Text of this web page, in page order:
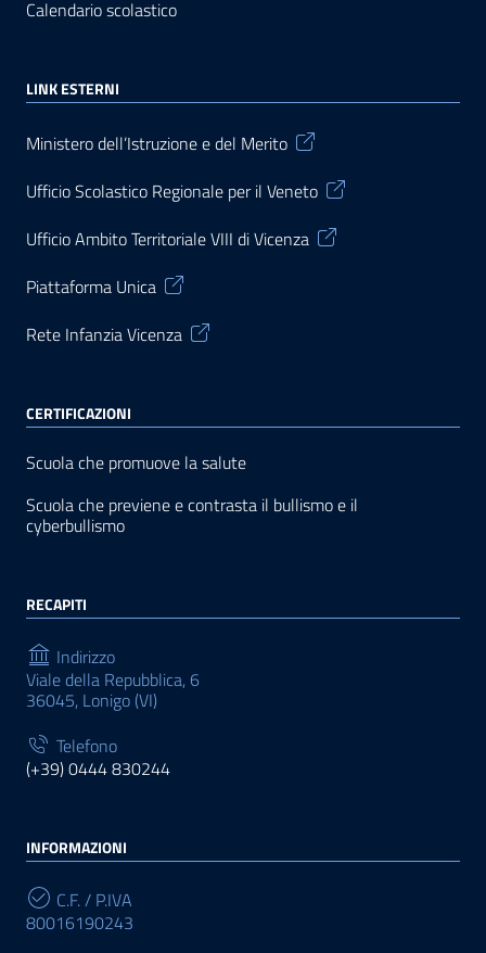
Calendario scolastico
LINK ESTERNI
Ministero dell’Istruzione e del Merito
Ufficio Scolastico Regionale per il Veneto
Ufficio Ambito Territoriale VIII di Vicenza
Piattaforma Unica
Rete Infanzia Vicenza
CERTIFICAZIONI
Scuola che promuove la salute
Scuola che previene e contrasta il bullismo e il
cyberbullismo
RECAPITI
Indirizzo
Viale della Repubblica, 6
36045, Lonigo (VI)
Telefono
(+39) 0444 830244
INFORMAZIONI
C.F. / P.IVA
80016190243